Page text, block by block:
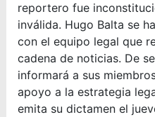
reportero fue
inválida. Hugo Balta se
con el equipo legal que
cadena de noticias. De
informará a sus
apoyo a la estrategia
emita su dictamen el